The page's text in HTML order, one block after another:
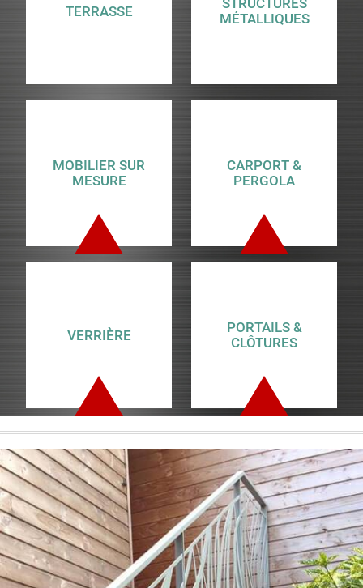
TERRASSE
STRUCTURES
MÉTALLIQUES
MOBILIER SUR
MESURE
CARPORT &
PERGOLA
VERRIÈRE
PORTAILS &
CLÔTURES